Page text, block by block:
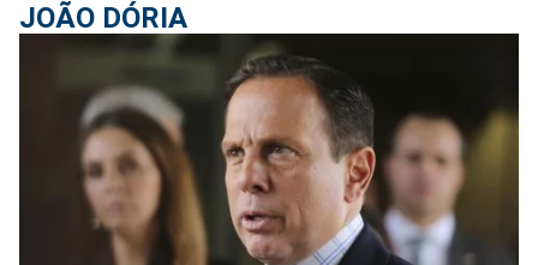
JOÃO DÓRIA